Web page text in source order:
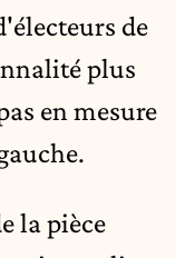
de
plus
en mesure
la pièce